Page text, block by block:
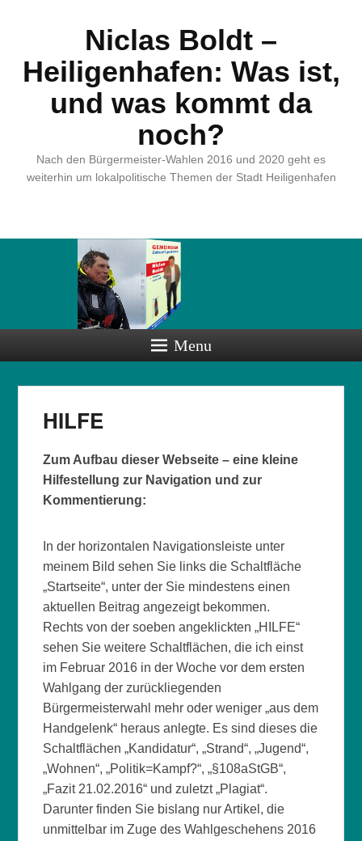
Niclas Boldt –
Heiligenhafen: Was ist,
und was kommt da
noch?
Nach den Bürgermeister-Wahlen 2016 und 2020 geht es
weiterhin um lokalpolitische Themen der Stadt Heiligenhafen
Menu
HILFE
Zum Aufbau dieser Webseite – eine kleine
Hilfestellung zur Navigation und zur
Kommentierung:
In der horizontalen Navigationsleiste unter
meinem Bild sehen Sie links die Schaltfläche
„Startseite“, unter der Sie mindestens einen
aktuellen Beitrag angezeigt bekommen.
Rechts von der soeben angeklickten „HILFE“
sehen Sie weitere Schaltflächen, die ich einst
im Februar 2016 in der Woche vor dem ersten
Wahlgang der zurückliegenden
Bürgermeisterwahl mehr oder weniger „aus dem
Handgelenk“ heraus anlegte. Es sind dieses die
Schaltflächen „Kandidatur“, „Strand“, „Jugend“,
„Wohnen“, „Politik=Kampf?“, „§108aStGB“,
„Fazit 21.02.2016“ und zuletzt „Plagiat“.
Darunter finden Sie bislang nur Artikel, die
unmittelbar im Zuge des Wahlgeschehens 2016